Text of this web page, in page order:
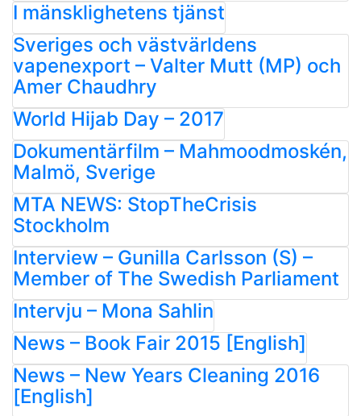
I mänsklighetens tjänst
Sveriges och västvärldens
vapenexport – Valter Mutt (MP) och
Amer Chaudhry
World Hijab Day – 2017
Dokumentärfilm – Mahmoodmoskén,
Malmö, Sverige
MTA NEWS: StopTheCrisis
Stockholm
Interview – Gunilla Carlsson (S) –
Member of The Swedish Parliament
Intervju – Mona Sahlin
News – Book Fair 2015 [English]
News – New Years Cleaning 2016
[English]